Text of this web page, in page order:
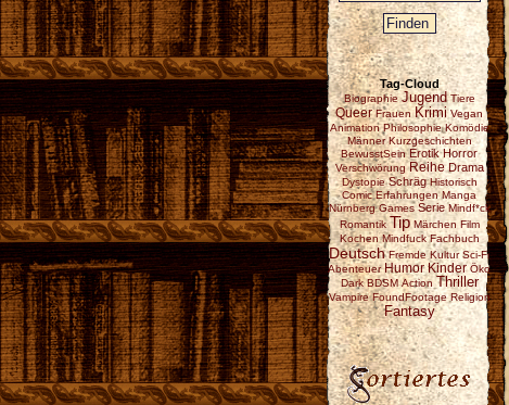
Tag-Cloud
Biographie Jugend Tiere
Queer Frauen Krimi Vegan
Animation Philosophie Komödie
Männer Kurzgeschichten
BewusstSein Erotik Horror
Verschwörung Reihe Drama
Dystopie Schräg Historisch
Comic Erfahrungen Manga
Nürnberg Games Serie Mindf*ck
Romantik Tip Märchen Film
Kochen Mindfuck Fachbuch
Deutsch Fremde Kultur Sci-Fi
Abenteuer Humor Kinder Öko
Dark BDSM Action Thriller
Vampire FoundFootage Religion
Fantasy